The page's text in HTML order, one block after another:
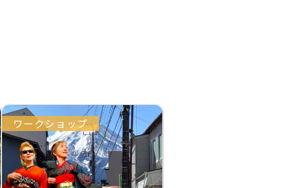
ワークショップ